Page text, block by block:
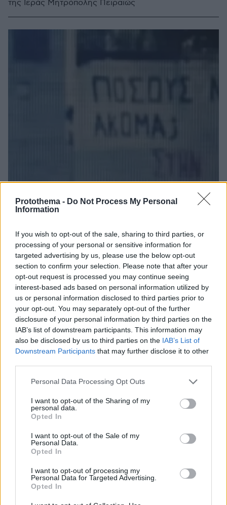
Protothema - Do Not Process My Personal
Information
If you wish to opt-out of the sale, sharing to third parties, or
processing of your personal or sensitive information for
targeted advertising by us, please use the below opt-out
section to confirm your selection. Please note that after your
opt-out request is processed you may continue seeing
interest-based ads based on personal information utilized by
us or personal information disclosed to third parties prior to
your opt-out. You may separately opt-out of the further
disclosure of your personal information by third parties on the
IAB’s list of downstream participants. This information may
also be disclosed by us to third parties on the IAB’s List of
Downstream Participants that may further disclose it to other
Please note that this website/app uses one or more Google
not limited to your visit or usage behaviour. You may click to
grant or deny consent to Google and its third-party tags to
use your data for below specified purposes in below Google
consent section.
Personal Data Processing Opt Outs
I want to opt-out of the Sharing of my
personal data.
Opted In
I want to opt-out of the Sale of my
Personal Data.
Opted In
I want to opt-out of processing my
Personal Data for Targeted Advertising.
Opted In
της Ιεράς Μητρόπολης Πειραιώς
Αναρχικοί ανάρτησαν πανό στη Μητρόπολη Πειραιά
«Πόσους νεκρούς ακόμα; Lockdown στην Εκκλησία»
έγραφε το πανό
08.01.2021, 11:34 12